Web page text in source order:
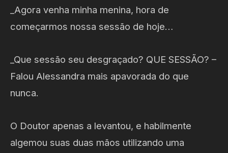
_Agora venha minha menina, hora de
começarmos nossa sessão de hoje…
_Que sessão seu desgraçado? QUE SESSÃO? –
Falou Alessandra mais apavorada do que
nunca.
O Doutor apenas a levantou, e habilmente
algemou suas duas mãos utilizando uma